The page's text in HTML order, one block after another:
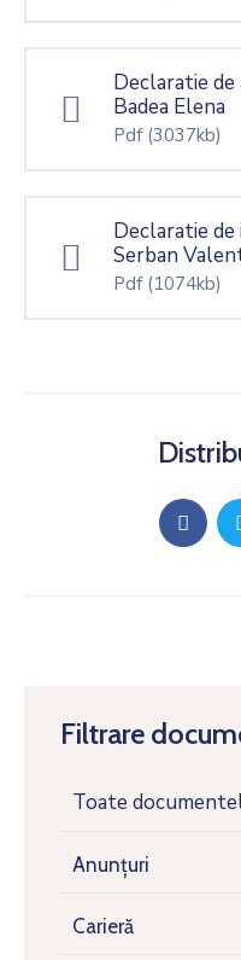
Filtrare
Toate
Anunțuri
Carieră
Declaratie de
Badea Elena
Pdf (3037kb)
Declaratie
Serban
Pdf (1074kb)